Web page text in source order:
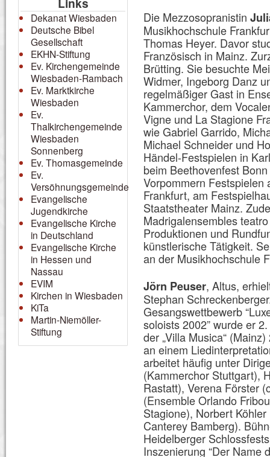
Die Mezzosopranistin
Musikhochschule
Thomas Heyer. Davor
Französisch in Mainz.
Brütting. Sie besuchte
Widmer, Ingeborg Danz
regelmäßiger Gast in
Kammerchor, dem
Vigne und La Stagione
wie Gabriel Garrido,
Michael Schneider und
Händel-Festspielen in
beim Beethovenfest
Vorpommern
Frankfurt, am
Staatstheater Mainz.
Madrigalensembles
Produktionen und
künstlerische Tätigkeit.
an der Musikhochschule
Jörn Peuser, Altus,
Stephan
Gesangswettbewerb
soloists 2002” wurde er
der „Villa Musica“
an einem
arbeitet häufig unter
(Kammerchor Stuttgart),
Rastatt), Verena Förster
(Ensemble Orlando
Stagione), Norbert
Canterey Bamberg).
Heidelberger
Inszenierung “Der Name
Dekanat Wiesbaden
Deutsche Bibel
Gesellschaft
EKHN-Stiftung
Ev. Kirchengemeinde
Wiesbaden-Rambach
Ev. Marktkirche
Wiesbaden
Ev.
Thalkirchengemeinde
Wiesbaden
Sonnenberg
Ev. Thomasgemeinde
Ev.
Versöhnungsgemeinde
Evangelische
Jugendkirche
Evangelische Kirche
in Deutschland
Evangelische Kirche
in Hessen und
Nassau
EVIM
Kirchen in Wiesbaden
KiTa
Martin-Niemöller-
Stiftung